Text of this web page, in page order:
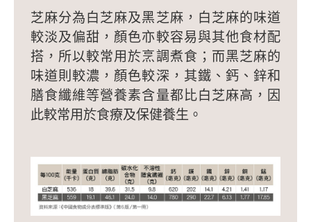
芝麻分為白芝麻及黑芝麻，白芝麻的味道
較淡及偏甜，顏色亦較容易與其他食材配
搭，所以較常用於烹調煮食；而黑芝麻的
味道則較濃，顏色較深，其鐵、鈣、鋅和
膳食纖維等營養素含量都比白芝麻高，因
此較常用於食療及保健養生。